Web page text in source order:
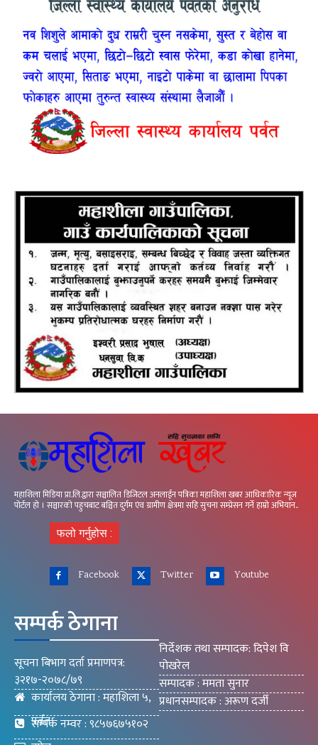
महाशिला मिडिया प्रा.लि.द्वारा सञ्चालित डिजिटल अनलाईन पत्रिका महाशिला खबर आधिकारिक न्यूज
पोर्टल हो । सञ्चारको पहुचबाट बञ्चित दुर्गम एंव ग्रामीण क्षेत्रमा सहि सुचना सम्प्रेसन गर्ने हाम्रो अभियान..
फलो गर्नुहोस :
Facebook Twitter Youtube
सम्पर्क ठेगाना
सूचना बिभाग दर्ता प्रमाणपत्र:
३२१७-२०७८/७९
कार्यालय ठेगाना : महाशिला ५,
पर्वत
सम्पर्क नम्वर : ९८५७६७५१०२
निर्देशक तथा सम्पादक: दिपेश वि
पोखरेल
सम्पादक : ममता सुनार
प्रधानसम्पादक : अरूण दर्जी